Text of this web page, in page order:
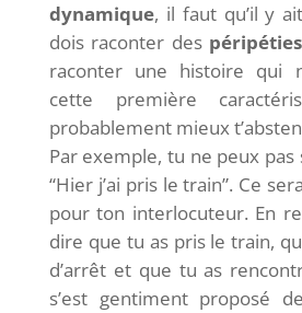
dynamique, il faut qu’il y
dois raconter des péripéties
raconter une histoire qui
cette première
probablement mieux
Par exemple, tu ne peux
“Hier j’ai pris le train”. Ce
pour ton interlocuteur. En
dire que tu as pris le train,
d’arrêt et que tu as
s’est gentiment proposé